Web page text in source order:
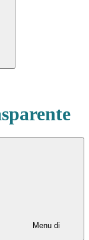
Menu di